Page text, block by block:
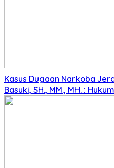
Kasus Dugaan Narkoba
Basuki, SH., MM., MH. :